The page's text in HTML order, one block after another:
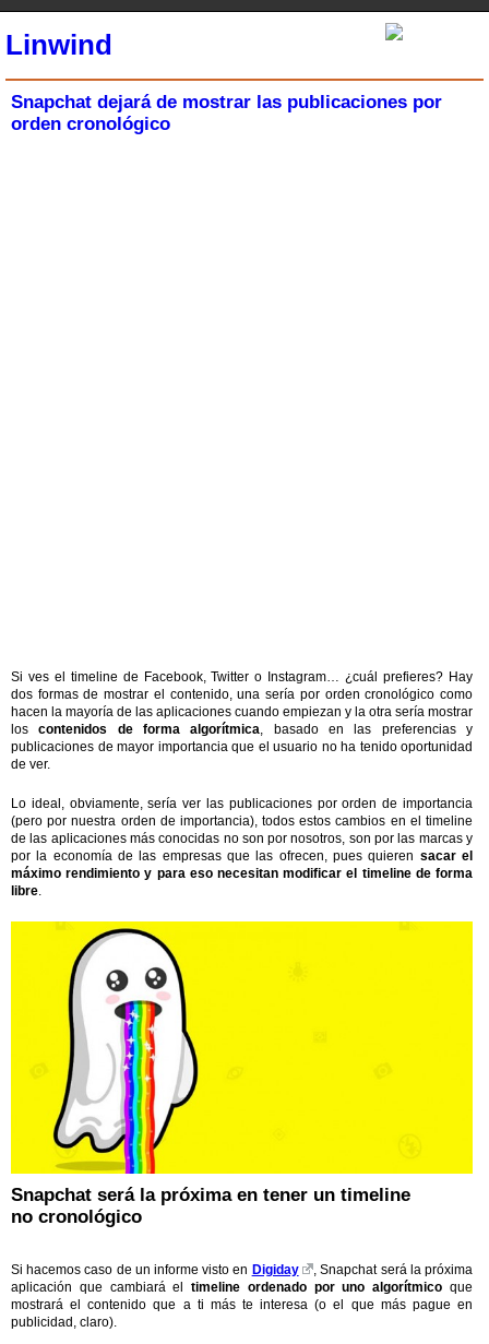
Linwind
Snapchat dejará de mostrar las publicaciones por
orden cronológico
Si ves el timeline de Facebook, Twitter o Instagram… ¿cuál prefieres? Hay
dos formas de mostrar el contenido, una sería por orden cronológico como
hacen la mayoría de las aplicaciones cuando empiezan y la otra sería mostrar
loscontenidos de forma algorítmica, basado en las preferencias y
publicaciones de mayor importancia que el usuario no ha tenido oportunidad
de ver.
Lo ideal, obviamente, sería ver las publicaciones por orden de importancia
(pero por nuestra orden de importancia), todos estos cambios en el timeline
de las aplicaciones más conocidas no son por nosotros, son por las marcas y
por la economía de las empresas que las ofrecen, pues quieren sacar el
máximo rendimiento y para eso necesitan modificar el timeline de forma
libre.
Snapchat será la próxima en tener un timeline
no cronológico
Si hacemos caso de un informe visto en Digiday
, Snapchat será la próxima
aplicación que cambiará eltimeline ordenado por uno algorítmico que
mostrará el contenido que a ti más te interesa (o el que más pague en
publicidad, claro).